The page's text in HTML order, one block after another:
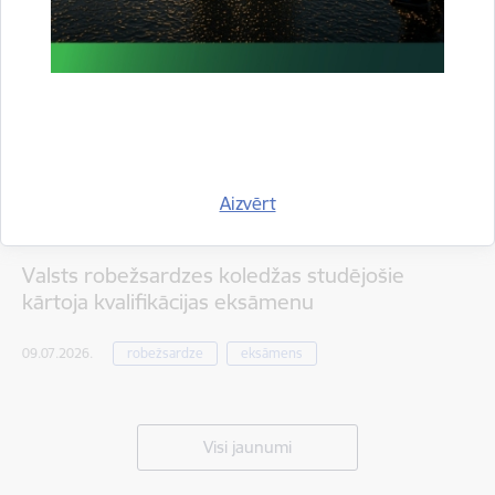
Aizvērt
Valsts robežsardzes koledžas studējošie
kārtoja kvalifikācijas eksāmenu
09.07.2026. robežsardze eksāmens
Visi jaunumi